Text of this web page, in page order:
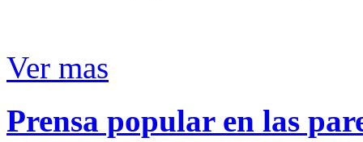
Ver mas
Prensa popular en las